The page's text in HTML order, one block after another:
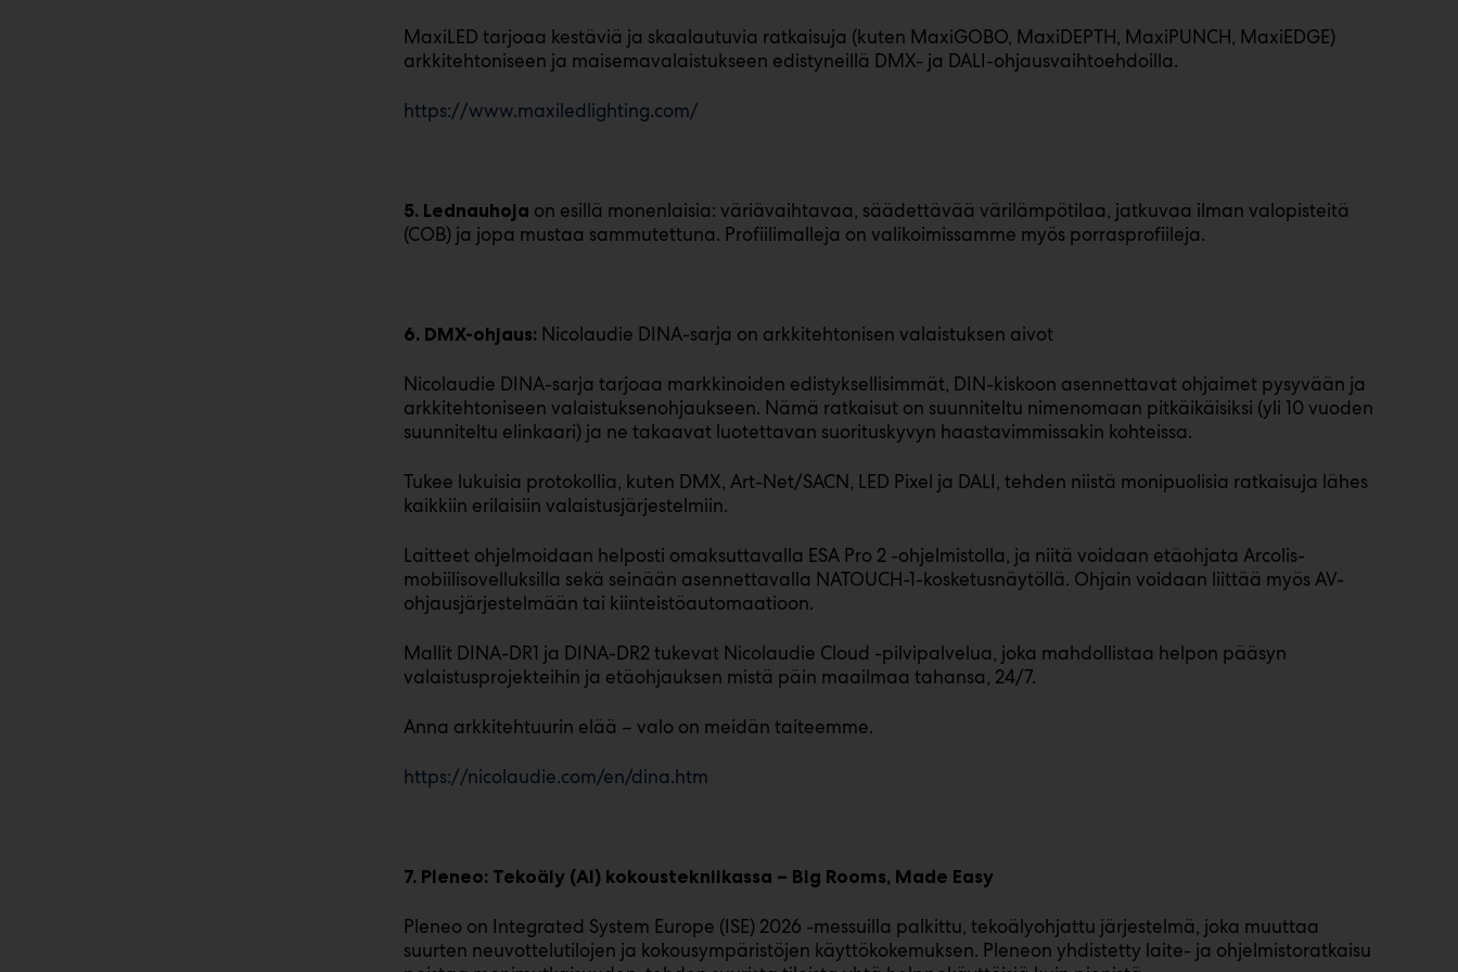
MaxiLED tarjoaa kestäviä ja skaalautuvia ratkaisuja (kuten MaxiGOBO, MaxiDEPTH, MaxiPUNCH, MaxiEDGE)
arkkitehtoniseen ja maisemavalaistukseen edistyneillä DMX- ja DALI-ohjausvaihtoehdoilla.
https://www.maxiledlighting.com/
5. Lednauhoja on esillä monenlaisia: väriävaihtavaa, säädettävää värilämpötilaa, jatkuvaa ilman valopisteitä
(COB) ja jopa mustaa sammutettuna. Profiilimalleja on valikoimissamme myös porrasprofiileja.
6. DMX-ohjaus: Nicolaudie DINA-sarja on arkkitehtonisen valaistuksen aivot
Nicolaudie DINA-sarja tarjoaa markkinoiden edistyksellisimmät, DIN-kiskoon asennettavat ohjaimet pysyvään ja
arkkitehtoniseen valaistuksenohjaukseen. Nämä ratkaisut on suunniteltu nimenomaan pitkäikäisiksi (yli 10 vuoden
suunniteltu elinkaari) ja ne takaavat luotettavan suorituskyvyn haastavimmissakin kohteissa.
Tukee lukuisia protokollia, kuten DMX, Art-Net/SACN, LED Pixel ja DALI, tehden niistä monipuolisia ratkaisuja lähes
kaikkiin erilaisiin valaistusjärjestelmiin.
Laitteet ohjelmoidaan helposti omaksuttavalla ESA Pro 2 -ohjelmistolla, ja niitä voidaan etäohjata Arcolis-
mobiilisovelluksilla sekä seinään asennettavalla NATOUCH-1-kosketusnäytöllä. Ohjain voidaan liittää myös AV-
ohjausjärjestelmään tai kiinteistöautomaatioon.
Mallit DINA-DR1 ja DINA-DR2 tukevat Nicolaudie Cloud -pilvipalvelua, joka mahdollistaa helpon pääsyn
valaistusprojekteihin ja etäohjauksen mistä päin maailmaa tahansa, 24/7.
Anna arkkitehtuurin elää – valo on meidän taiteemme.
https://nicolaudie.com/en/dina.htm
7. Pleneo: Tekoäly (AI) kokoustekniikassa – Big Rooms, Made Easy
Pleneo on Integrated System Europe (ISE) 2026 -messuilla palkittu, tekoälyohjattu järjestelmä, joka muuttaa
suurten neuvottelutilojen ja kokousympäristöjen käyttökokemuksen. Pleneon yhdistetty laite- ja ohjelmistoratkaisu